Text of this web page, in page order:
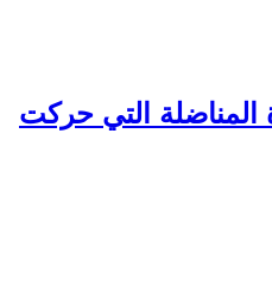
المناضلة التي حركت